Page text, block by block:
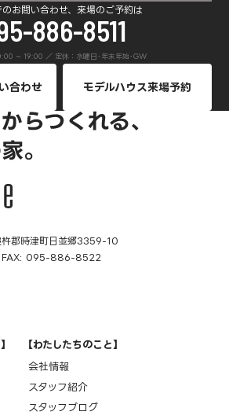
のお問い合わせ、来場のご予約は
886-8511
~ 19:00 ／ 定休：水曜日･年末年始･GW
合わせ モデルハウス来場予約
郡時津町日並郷3359-10
FAX: 095-886-8522
【わたしたちのこと】
会社情報
スタッフ紹介
スタッフブログ